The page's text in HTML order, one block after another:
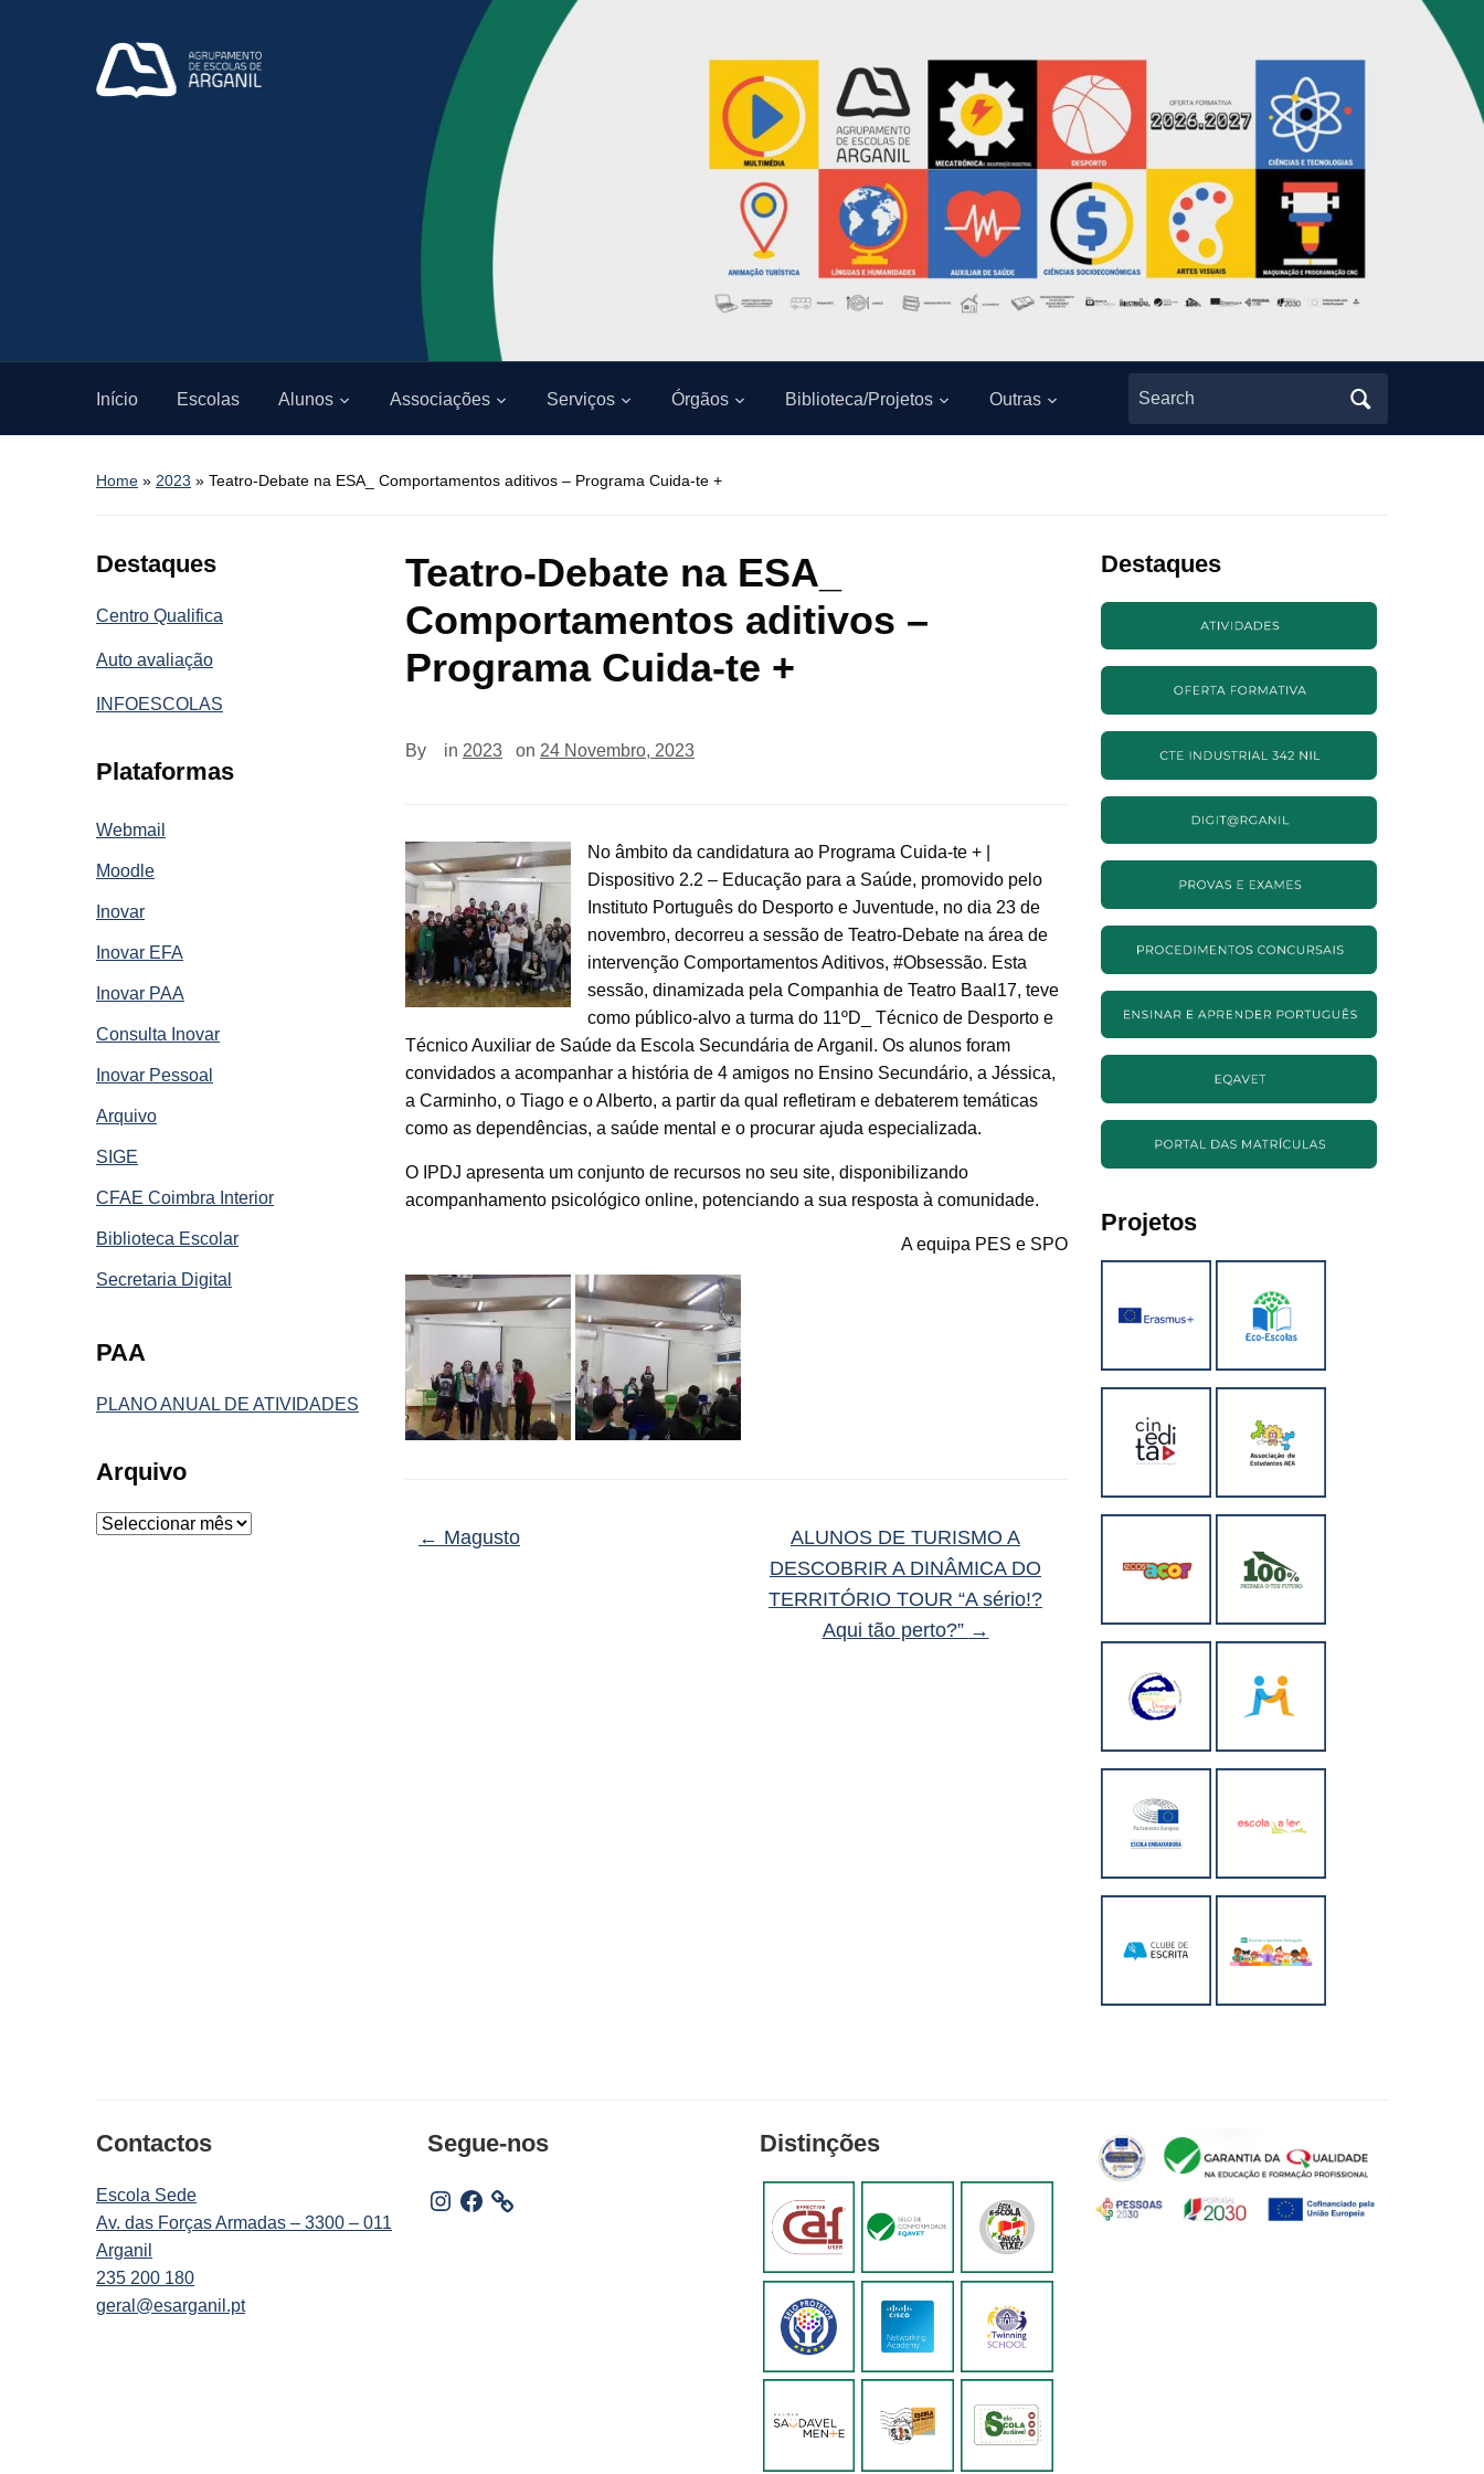
Início Escolas Alunos Associações Serviços Órgãos Biblioteca/Projetos Outras
Search
for:
Home » 2023 » Teatro-Debate na ESA_ Comportamentos aditivos – Programa Cuida-te +
Destaques
Centro Qualifica
Auto avaliação
INFOESCOLAS
Plataformas
Webmail
Moodle
Inovar
Inovar EFA
Inovar PAA
Consulta Inovar
Inovar Pessoal
Arquivo
SIGE
CFAE Coimbra Interior
Biblioteca Escolar
Secretaria Digital
PAA
PLANO ANUAL DE ATIVIDADES
Arquivo
Arquivo
Teatro-Debate na ESA_
Comportamentos aditivos –
Programa Cuida-te +
By in 2023 on 24 Novembro, 2023
No âmbito da candidatura ao Programa Cuida-te + |
Dispositivo 2.2 – Educação para a Saúde, promovido pelo
Instituto Português do Desporto e Juventude, no dia 23 de
novembro, decorreu a sessão de Teatro-Debate na área de
intervenção Comportamentos Aditivos, #Obsessão. Esta
sessão, dinamizada pela Companhia de Teatro Baal17, teve
como público-alvo a turma do 11ºD_ Técnico de Desporto e
Técnico Auxiliar de Saúde da Escola Secundária de Arganil. Os alunos foram
convidados a acompanhar a história de 4 amigos no Ensino Secundário, a Jéssica,
a Carminho, o Tiago e o Alberto, a partir da qual refletiram e debaterem temáticas
como as dependências, a saúde mental e o procurar ajuda especializada.
O IPDJ apresenta um conjunto de recursos no seu site, disponibilizando
acompanhamento psicológico online, potenciando a sua resposta à comunidade.
A equipa PES e SPO
← Magusto
ALUNOS DE TURISMO A
DESCOBRIR A DINÂMICA DO
TERRITÓRIO TOUR “A sério!?
Aqui tão perto?” →
Destaques
Projetos
Contactos
Escola Sede
Av. das Forças Armadas – 3300 – 011
Arganil
235 200 180
geral@esarganil.pt
Segue-nos
Instagram
Facebook
Distinções